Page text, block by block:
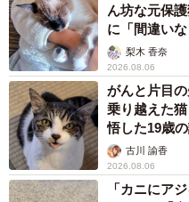
ん坊な元保
に「間違い
梨木 香奈
2026.08.06
がんと片目
乗り越えた
悟した19歳
古川 諭香
2026.08.06
「カニにア